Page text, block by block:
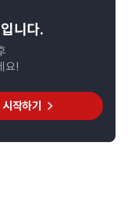
니다.
요!
시작하기